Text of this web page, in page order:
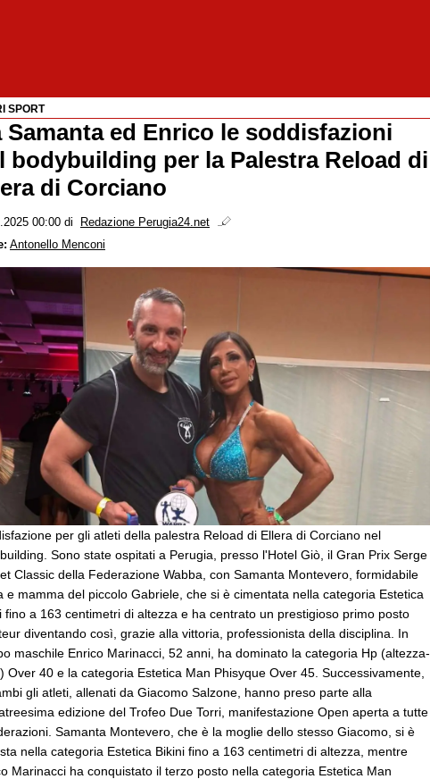
SPORT
Samanta ed Enrico le soddisfazioni
bodybuilding per la Palestra Reload di
di Corciano
00:00 di
Redazione Perugia24.net
Antonello Menconi
per gli atleti della palestra Reload di Ellera di Corciano nel
Sono state ospitati a Perugia, presso l'Hotel Giò, il Gran Prix Serge
Classic della Federazione Wabba, con Samanta Montevero, formidabile
e mamma del piccolo Gabriele, che si è cimentata nella categoria Estetica
fino a 163 centimetri di altezza e ha centrato un prestigioso primo posto
diventando così, grazie alla vittoria, professionista della disciplina. In
maschile Enrico Marinacci, 52 anni, ha dominato la categoria Hp (altezza-
Over 40 e la categoria Estetica Man Phisyque Over 45. Successivamente,
gli atleti, allenati da Giacomo Salzone, hanno preso parte alla
edizione del Trofeo Due Torri, manifestazione Open aperta a tutte
Samanta Montevero, che è la moglie dello stesso Giacomo, si è
nella categoria Estetica Bikini fino a 163 centimetri di altezza, mentre
Marinacci ha conquistato il terzo posto nella categoria Estetica Man